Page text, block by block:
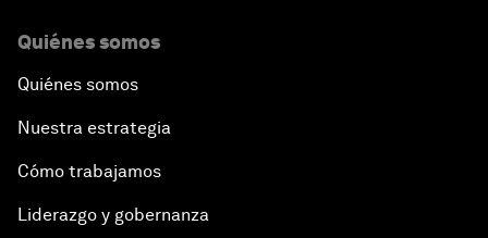
Quiénes somos
Quiénes somos
Nuestra estrategia
Cómo trabajamos
Liderazgo y gobernanza